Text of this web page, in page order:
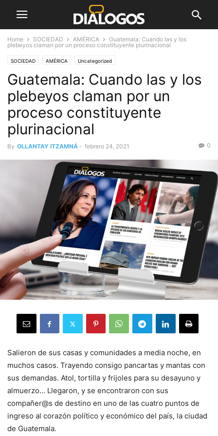
Home SOCIEDAD AMÉRICA
Guatemala: Cuando las y los
plebeyos claman por un proceso constituyente plurinacional
SOCIEDAD AMÉRICA Uncategorized
Guatemala: Cuando las y los
plebeyos claman por un
proceso constituyente
plurinacional
By OLLANTAY ITZAMNÁ - febrero 24, 2021 0
Salieron de sus casas y comunidades a media noche, en
muchos casos. Trayendo consigo pancartas y mantas con
sus demandas. Atol, tortilla y frijoles para su desayuno y
almuerzo… Llegaron, y se encontraron con sus
compañer@s de destino en uno de las cuatro puntos de
ingreso al corazón político y económico del país, la ciudad
de Guatemala.